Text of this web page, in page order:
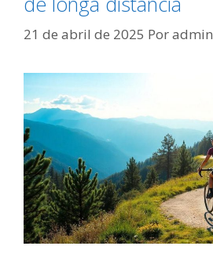
21 de abril de 2025 Poradmin